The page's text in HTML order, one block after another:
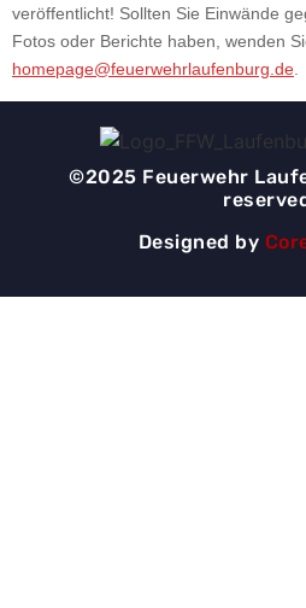
veröffentlicht! Sollten Sie Einwände
Fotos oder Berichte haben, wenden
homepage@feuerwehrlaufenburg.de.
©2025 Feuerwehr
Designed by